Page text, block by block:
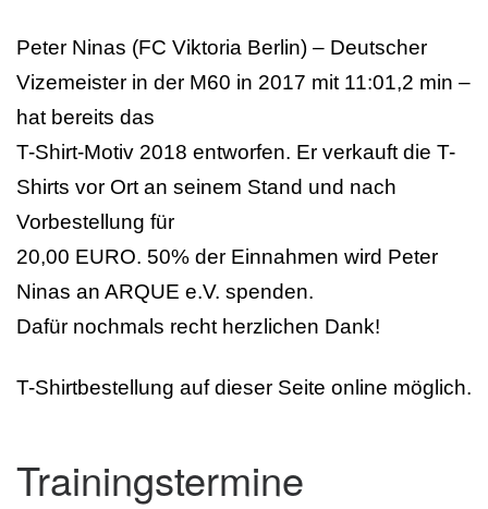
Peter Ninas (FC Viktoria Berlin) – Deutscher
Vizemeister in der M60 in 2017 mit 11:01,2 min –
hat bereits das
T-Shirt-Motiv 2018 entworfen. Er verkauft die T-
Shirts vor Ort an seinem Stand und nach
Vorbestellung für
20,00 EURO. 50% der Einnahmen wird Peter
Ninas an ARQUE e.V. spenden.
Dafür nochmals recht herzlichen Dank!
T-Shirtbestellung auf dieser Seite online möglich.
Trainingstermine